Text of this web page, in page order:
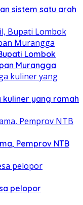
sistem satu arah
Lombok
Murangga
kuliner yang ramah
Pemprov NTB
pelopor